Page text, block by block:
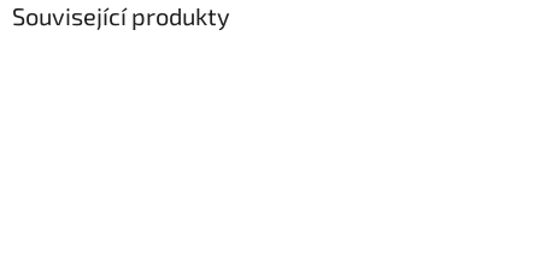
Související produkty